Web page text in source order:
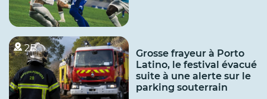
2B
Grosse frayeur à Porto
Latino, le festival évacué
suite à une alerte sur le
parking souterrain